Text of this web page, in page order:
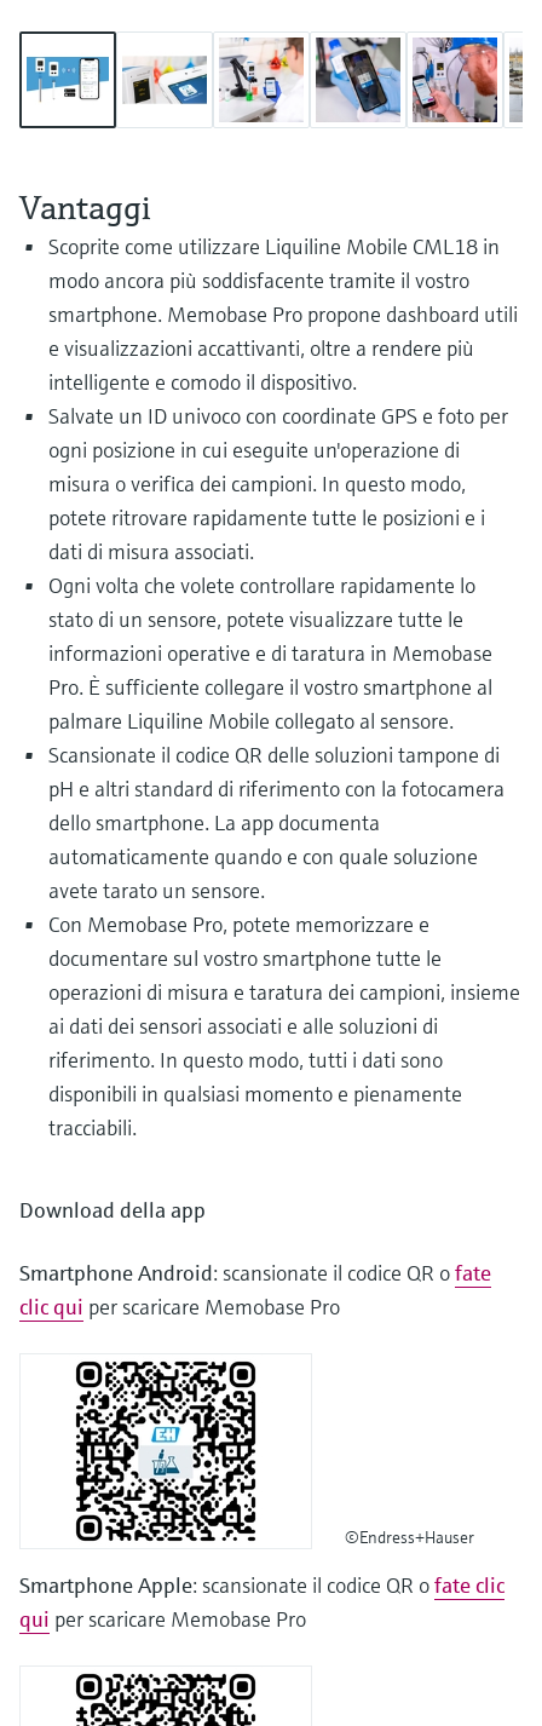
Accesso a Device Viewer
Trova informazioni e documentazione
specifiche sul prodotto
Trova i ricambi per codice prodotto, codice
ordine o numero di serie
Misura del livello tramite la misura
della pressione
Memosens technology
Visualizza tutti
dell'eccellenza operativa e dei
modelli decisionali
Vantaggi
Scoprite come utilizzare Liquiline Mobile CML18 in
modo ancora più soddisfacente tramite il vostro
smartphone. Memobase Pro propone dashboard utili
e visualizzazioni accattivanti, oltre a rendere più
intelligente e comodo il dispositivo.
Salvate un ID univoco con coordinate GPS e foto per
ogni posizione in cui eseguite un'operazione di
misura o verifica dei campioni. In questo modo,
potete ritrovare rapidamente tutte le posizioni e i
dati di misura associati.
Ogni volta che volete controllare rapidamente lo
stato di un sensore, potete visualizzare tutte le
informazioni operative e di taratura in Memobase
Pro. È sufficiente collegare il vostro smartphone al
palmare Liquiline Mobile collegato al sensore.
Scansionate il codice QR delle soluzioni tampone di
pH e altri standard di riferimento con la fotocamera
dello smartphone. La app documenta
automaticamente quando e con quale soluzione
avete tarato un sensore.
Con Memobase Pro, potete memorizzare e
documentare sul vostro smartphone tutte le
operazioni di misura e taratura dei campioni, insieme
ai dati dei sensori associati e alle soluzioni di
riferimento. In questo modo, tutti i dati sono
disponibili in qualsiasi momento e pienamente
tracciabili.
Download della app
Smartphone Android: scansionate il codice QR ofate
clic qui per scaricare Memobase Pro
©Endress+Hauser
Smartphone Apple: scansionate il codice QR ofate clic
qui per scaricare Memobase Pro